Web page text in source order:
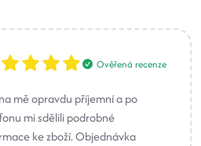
Ověřená recenze
mě opravdu příjemní a po
mi sdělili podrobné
ke zboží. Objednávka